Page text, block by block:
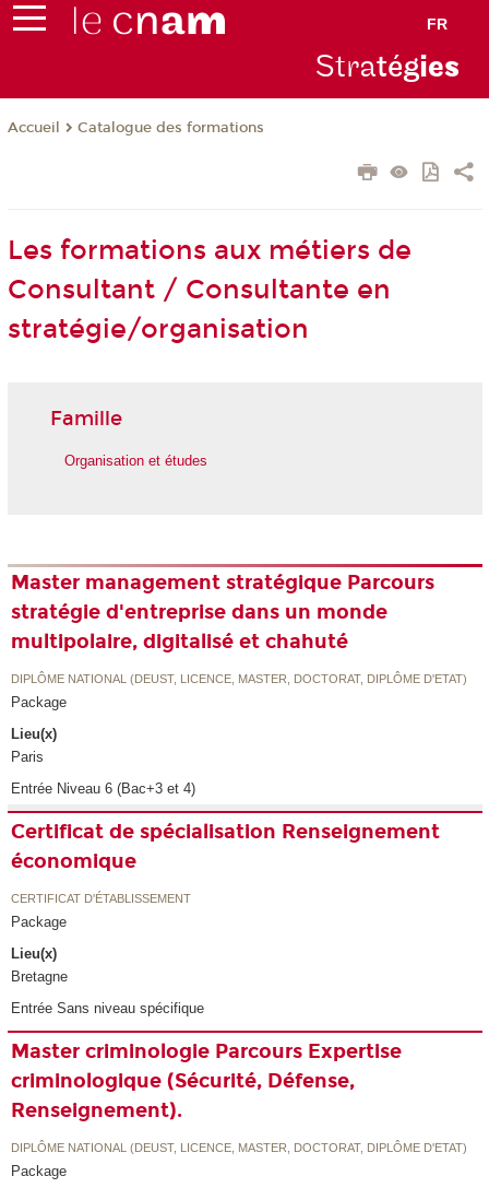
FR
Stratégies
Accueil Catalogue des formations
Les formations aux métiers de
Consultant / Consultante en
stratégie/organisation
Famille
Organisation et études
Master management stratégique Parcours
stratégie d'entreprise dans un monde
multipolaire, digitalisé et chahuté
DIPLÔME NATIONAL (DEUST, LICENCE, MASTER, DOCTORAT, DIPLÔME D'ETAT)
Package
Lieu(x)
Paris
Entrée Niveau 6 (Bac+3 et 4)
Certificat de spécialisation Renseignement
économique
CERTIFICAT D'ÉTABLISSEMENT
Package
Lieu(x)
Bretagne
Entrée Sans niveau spécifique
Master criminologie Parcours Expertise
criminologique (Sécurité, Défense,
Renseignement).
DIPLÔME NATIONAL (DEUST, LICENCE, MASTER, DOCTORAT, DIPLÔME D'ETAT)
Package